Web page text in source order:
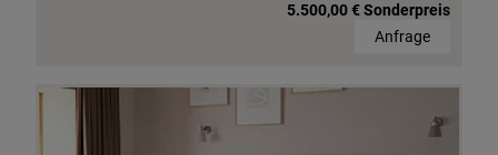
5.500,00 € Sonderpreis
Anfrage